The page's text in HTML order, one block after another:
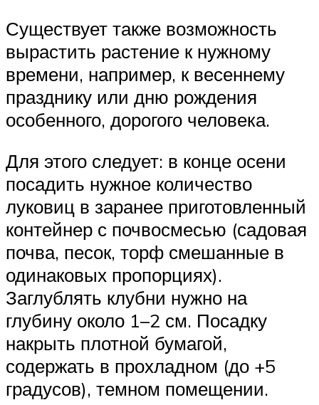
Существует также возможность
вырастить растение к нужному
времени, например, к весеннему
празднику или дню рождения
особенного, дорогого человека.
Для этого следует: в конце осени
посадить нужное количество
луковиц в заранее приготовленный
контейнер с почвосмесью (садовая
почва, песок, торф смешанные в
одинаковых пропорциях).
Заглублять клубни нужно на
глубину около 1–2 см. Посадку
накрыть плотной бумагой,
содержать в прохладном (до +5
градусов), темном помещении.